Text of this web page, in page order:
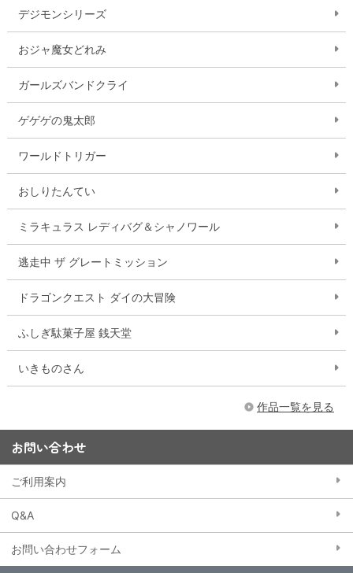
デジモンシリーズ
おジャ魔女どれみ
ガールズバンドクライ
ゲゲゲの鬼太郎
ワールドトリガー
おしりたんてい
ミラキュラス レディバグ＆シャノワール
逃走中 ザ グレートミッション
ドラゴンクエスト ダイの大冒険
ふしぎ駄菓子屋 銭天堂
いきものさん
作品一覧を見る
お問い合わせ
ご利用案内
Q&A
お問い合わせフォーム